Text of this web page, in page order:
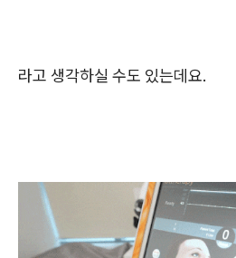
라고 생각하실 수도 있는데요.